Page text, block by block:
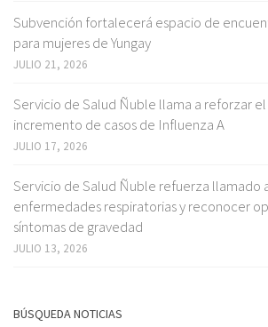
Subvención fortalecerá espacio de
para mujeres de Yungay
JULIO 21, 2026
Servicio de Salud Ñuble llama a reforzar
incremento de casos de Influenza A
JULIO 17, 2026
Servicio de Salud Ñuble refuerza llamado
enfermedades respiratorias y reconocer
síntomas de gravedad
JULIO 13, 2026
BÚSQUEDA NOTICIAS